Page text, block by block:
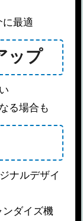
最適
ップ
る場合も
ナルデザイ
ダイズ機